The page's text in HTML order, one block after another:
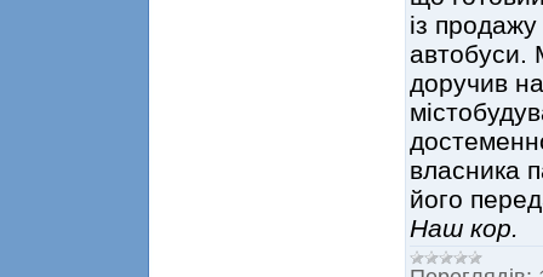
із продажу
автобуси.
доручив
власника
його
Наш кор.